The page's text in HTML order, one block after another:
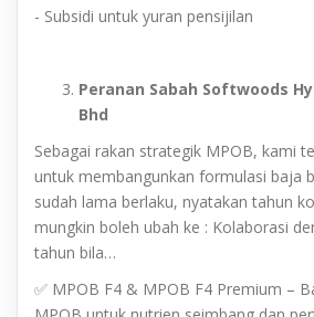
- Subsidi untuk yuran pensijilan
Peranan Sabah Softwoods
Bhd
Sebagai rakan strategik MPOB, kami
untuk membangunkan formulasi baja
sudah lama berlaku, nyatakan tahun
mungkin boleh ubah ke : Kolaborasi
tahun bila…
✅ MPOB F4 & MPOB F4 Premium –